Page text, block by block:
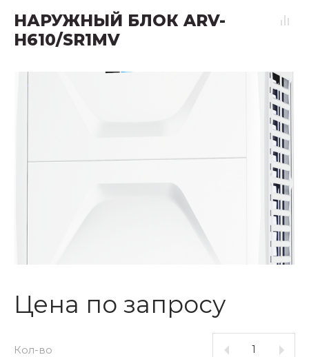
НАРУЖНЫЙ БЛОК ARV-
H610/SR1MV
Цена по запросу
Кол-во